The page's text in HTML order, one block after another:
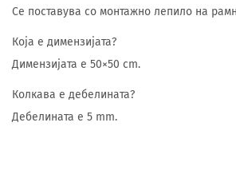
Се поставува со монтажно лепило на
Која е димензијата?
Димензијата е 50×50 cm.
Колкава е дебелината?
Дебелината е 5 mm.